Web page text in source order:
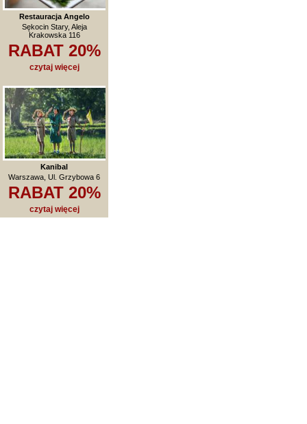
Restauracja Angelo
Sękocin Stary, Aleja
Krakowska 116
RABAT 20%
czytaj więcej
Kanibal
Warszawa, Ul. Grzybowa 6
RABAT 20%
czytaj więcej